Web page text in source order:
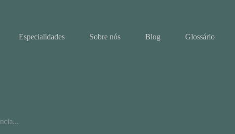
Especialidades Sobre nós Blog Glossário